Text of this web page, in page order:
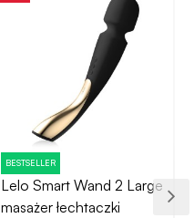
BESTSELLER
Lelo Smart Wand 2 Large
masażer łechtaczki